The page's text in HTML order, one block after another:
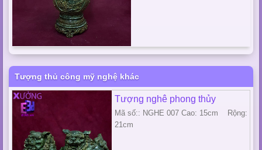
Tượng thủ công mỹ nghệ khác
Tượng nghê phong thủy
Mã số:: NGHE 007 Cao: 15cm Rộng:
21cm